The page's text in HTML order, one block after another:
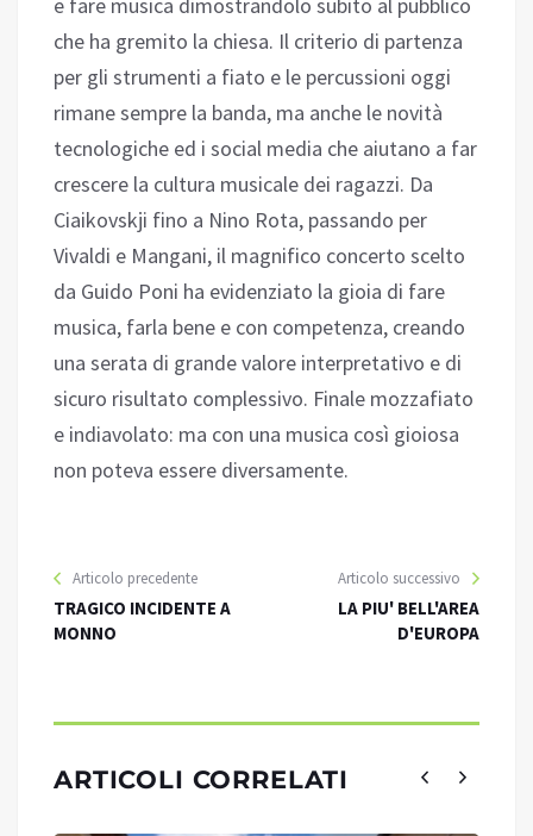
che ha gremito la chiesa. Il criterio di partenza
per gli strumenti a fiato e le percussioni oggi
rimane sempre la banda, ma anche le novità
tecnologiche ed i social media che aiutano a far
crescere la cultura musicale dei ragazzi. Da
Ciaikovskji fino a Nino Rota, passando per
Vivaldi e Mangani, il magnifico concerto scelto
da Guido Poni ha evidenziato la gioia di fare
musica, farla bene e con competenza, creando
una serata di grande valore interpretativo e di
sicuro risultato complessivo. Finale mozzafiato
e indiavolato: ma con una musica così gioiosa
non poteva essere diversamente.
Articolo precedente
TRAGICO INCIDENTE A
MONNO
Articolo successivo
LA PIU' BELL'AREA
D'EUROPA
ARTICOLI CORRELATI